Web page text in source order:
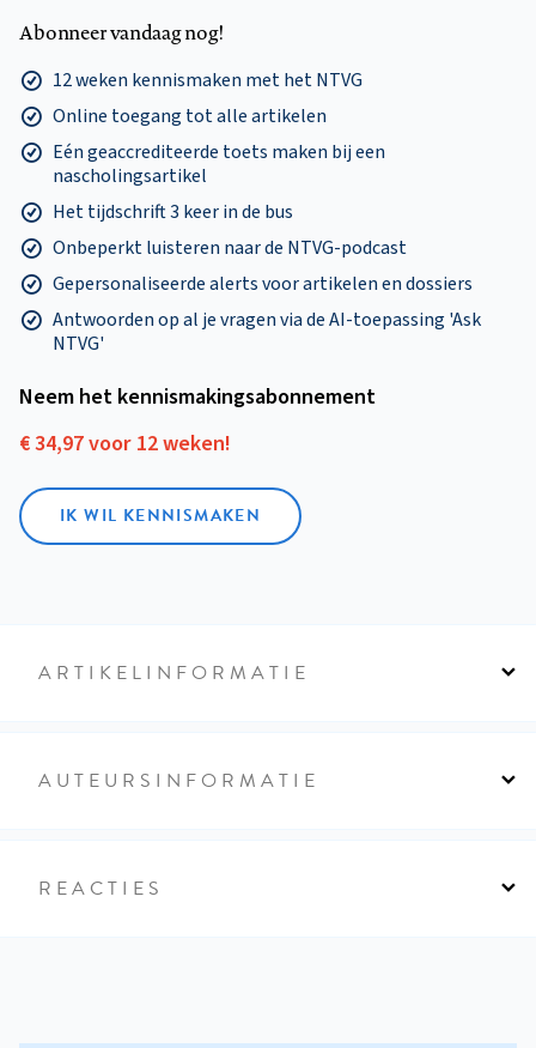
Abonneer vandaag nog!
12 weken kennismaken met het NTVG
Online toegang tot alle artikelen
Eén geaccrediteerde toets maken bij een
nascholingsartikel
Het tijdschrift 3 keer in de bus
Onbeperkt luisteren naar de NTVG-podcast
Gepersonaliseerde alerts voor artikelen en dossiers
Antwoorden op al je vragen via de AI-toepassing 'Ask
NTVG'
Neem het kennismakings­abonnement
€ 34,97 voor 12 weken!
IK WIL KENNISMAKEN
ARTIKELINFORMATIE
AUTEURSINFORMATIE
REACTIES